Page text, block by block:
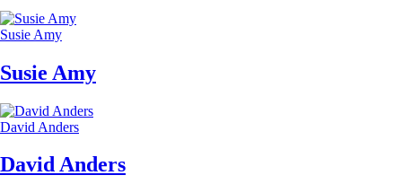
Susie Amy
Susie Amy
David Anders
David Anders